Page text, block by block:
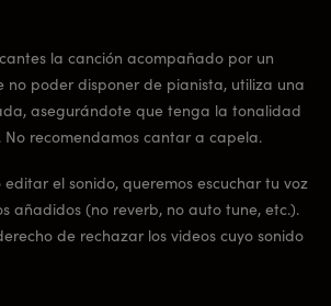
la canción acompañado por un
no poder disponer de pianista, utiliza una
asegurándote que tenga la tonalidad
recomendamos cantar a capela.
el sonido, queremos escuchar tu voz
añadidos (no reverb, no auto tune, etc.).
de rechazar los videos cuyo sonido